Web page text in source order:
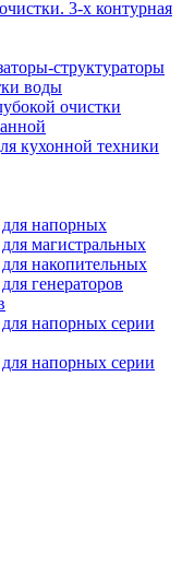
3-х контурная
структураторы
воды
очистки
кухонной техники
напорных
магистральных
накопительных
генераторов
напорных серии
напорных серии